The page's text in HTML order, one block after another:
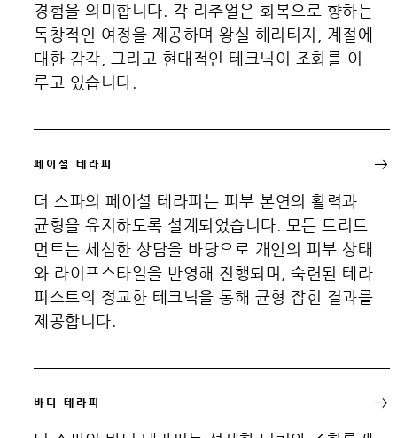
경험을 의미합니다. 각 리추얼은 회복으로 향하는
독창적인 여정을 제공하며 왕실 헤리티지, 계절에
대한 감각, 그리고 현대적인 테크닉이 조화를 이
루고 있습니다.
페이셜 테라피
더 스파의 페이셜 테라피는 피부 본연의 활력과
균형을 유지하도록 설계되었습니다. 모든 트리트
먼트는 세심한 상담을 바탕으로 개인의 피부 상태
와 라이프스타일을 반영해 진행되며, 숙련된 테라
피스트의 정교한 테크닉을 통해 균형 잡힌 결과를
제공합니다.
바디 테라피